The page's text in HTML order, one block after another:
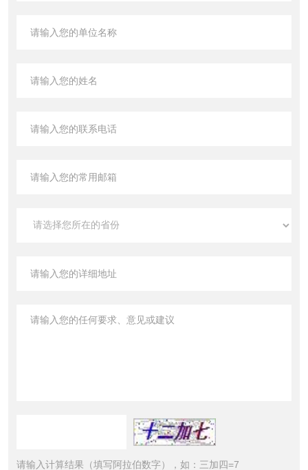
请输入计算结果（填写阿拉伯数字），如：三加四=7